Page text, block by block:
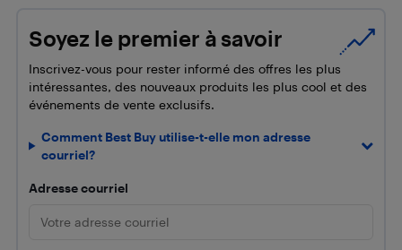
Soyez le premier à savoir
Inscrivez-vous pour rester informé des offres les plus
intéressantes, des nouveaux produits les plus cool et des
événements de vente exclusifs.
Comment Best Buy utilise-t-elle mon adresse
courriel?
Adresse courriel